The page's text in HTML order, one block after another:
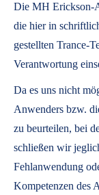
Die MH Erickson-
die hier in
gestellten Trance-
Verantwortung
Da es uns nicht
Anwenders bzw.
zu beurteilen, bei
schließen wir
Fehlanwendung
Kompetenzen des